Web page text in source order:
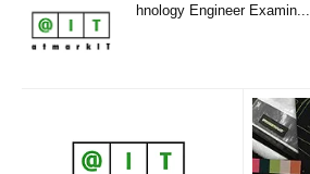
hnology Engineer Examin...